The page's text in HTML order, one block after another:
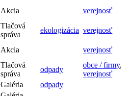
Akcia verejnosť
Tlačová
správa
ekologizácia verejnosť
Akcia verejnosť
Tlačová
správa
odpady
obce / firmy,
verejnosť
Galéria odpady